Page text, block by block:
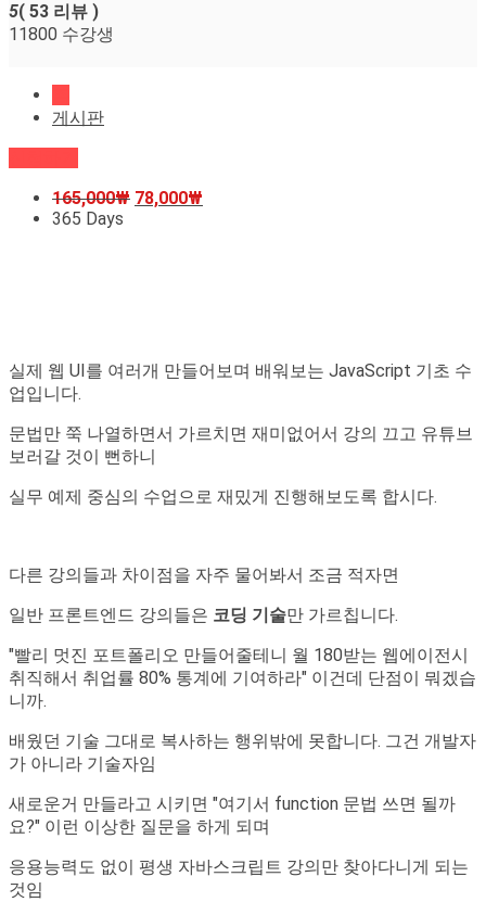
5( 53 리뷰 )
11800 수강생
게시판
165,000₩ 78,000₩
365 Days
실제 웹 UI를 여러개 만들어보며 배워보는 JavaScript 기초 수
업입니다.
문법만 쭉 나열하면서 가르치면 재미없어서 강의 끄고 유튜브
보러갈 것이 뻔하니
실무 예제 중심의 수업으로 재밌게 진행해보도록 합시다.
다른 강의들과 차이점을 자주 물어봐서 조금 적자면
일반 프론트엔드 강의들은 코딩 기술만 가르칩니다.
"빨리 멋진 포트폴리오 만들어줄테니 월 180받는 웹에이전시
취직해서 취업률 80% 통계에 기여하라" 이건데 단점이 뭐겠습
니까.
배웠던 기술 그대로 복사하는 행위밖에 못합니다. 그건 개발자
가 아니라 기술자임
새로운거 만들라고 시키면 "여기서 function 문법 쓰면 될까
요?" 이런 이상한 질문을 하게 되며
응용능력도 없이 평생 자바스크립트 강의만 찾아다니게 되는
것임